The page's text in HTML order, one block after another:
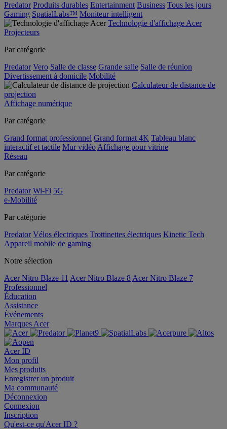
Predator Produits durables Entertainment Business Tous les jours
Gaming SpatialLabs™ Moniteur intelligent
Technologie d'affichage Acer
Projecteurs
Par catégorie
Predator Vero Salle de classe Grande salle Salle de réunion
Divertissement à domicile Mobilité
Calculateur de distance de
projection
Affichage numérique
Par catégorie
Grand format professionnel Grand format 4K Tableau blanc
interactif et tactile Mur vidéo Affichage pour vitrine
Réseau
Par catégorie
Predator Wi-Fi 5G
e-Mobilité
Par catégorie
Predator Vélos électriques Trottinettes électriques Kinetic Tech
Appareil mobile de gaming
Notre sélection
Acer Nitro Blaze 11 Acer Nitro Blaze 8 Acer Nitro Blaze 7
Professionnel
Éducation
Assistance
Événements
Marques Acer
Acer ID
Mon profil
Mes produits
Enregistrer un produit
Ma communauté
Déconnexion
Connexion
Inscription
Qu'est-ce qu'Acer ID ?